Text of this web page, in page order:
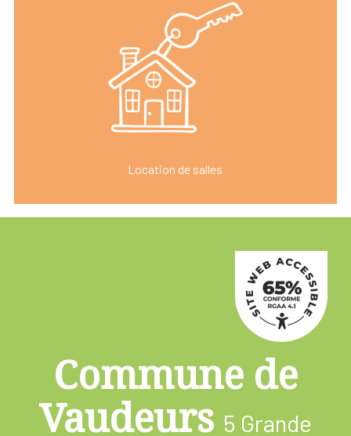
Location de salles
Commune de
5 Grande